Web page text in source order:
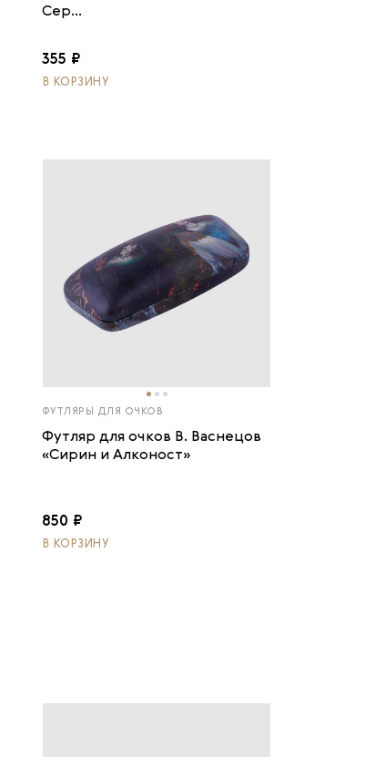
Сер...
355 ₽
В КОРЗИНУ
ФУТЛЯРЫ ДЛЯ ОЧКОВ
Футляр для очков В. Васнецов
«Сирин и Алконост»
850 ₽
В КОРЗИНУ